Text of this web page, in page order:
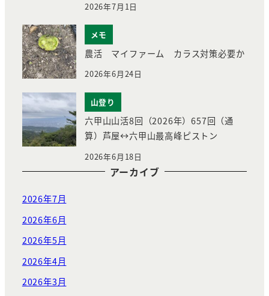
2026年7月1日
メモ
農活 マイファーム カラス対策必要か
2026年6月24日
山登り
六甲山山活8回（2026年）657回（通
算）芦屋↔︎六甲山最高峰ピストン
2026年6月18日
アーカイブ
2026年7月
2026年6月
2026年5月
2026年4月
2026年3月